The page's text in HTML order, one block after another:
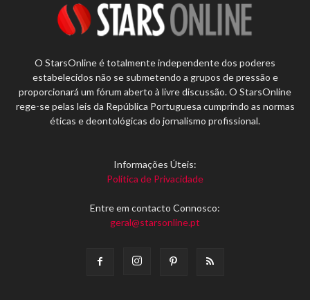
O StarsOnline é totalmente independente dos poderes
estabelecidos não se submetendo a grupos de pressão e
proporcionará um fórum aberto à livre discussão. O StarsOnline
rege-se pelas leis da República Portuguesa cumprindo as normas
éticas e deontológicas do jornalismo profissional.
Informações Úteis:
Política de Privacidade
Entre em contacto Connosco:
geral@starsonline.pt